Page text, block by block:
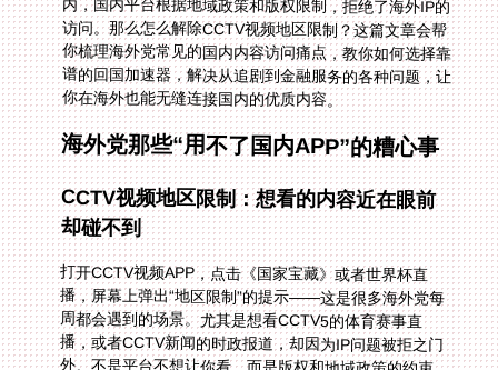
你在海外也能无缝连接国内的优质内容。
海外党那些“用不了国内APP”的糟心事
CCTV视频地区限制：想看的内容近在眼前
却碰不到
打开CCTV视频APP，点击《国家宝藏》或者世界杯直
播，屏幕上弹出“地区限制”的提示——这是很多海外党每
周都会遇到的场景。尤其是想看CCTV5的体育赛事直
播，或者CCTV新闻的时政报道，却因为IP问题被拒之门
外。不是平台不想让你看，而是版权和地域政策的约束，